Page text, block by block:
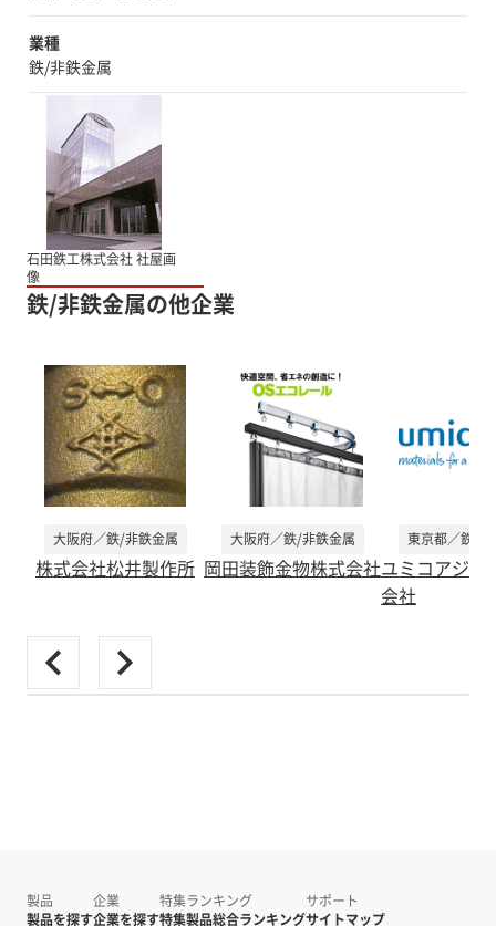
業種
鉄/非鉄金属
石田鉄工株式会社 社屋画
像
鉄/非鉄金属の他企業
大阪府／鉄/非鉄金属
株式会社松井製作所
大阪府／鉄/非鉄金属
岡田装飾金物株式会社
東京都／鉄/非
ユミコアジャ
会社
製品
製品を探す
企業
企業を探す
特集
特集
ランキング
製品総合ランキング
サポート
サイトマップ